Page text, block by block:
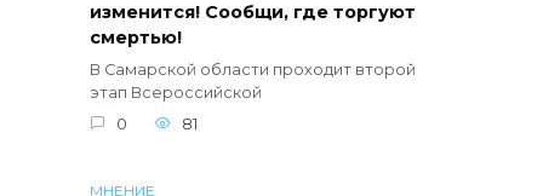
изменится! Сообщи, где торгуют
смертью!
В Самарской области проходит второй
этап Всероссийской
0
81
МНЕНИЕ